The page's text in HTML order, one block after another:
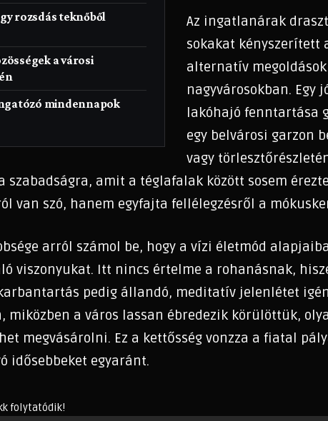
rozsdás teknőből
a városi
mindennapok
Az ingatlanárak
sokakat kényszerített
alternatív
nagyvárosokban. Egy
lakóhajó fenntartása
egy belvárosi garzon
vagy
amit a téglafalak között sosem
van szó, hanem egyfajta fellélegzésről a
arról számol be, hogy a vízi életmód
viszonyukat. Itt nincs értelme a rohanásnak,
pedig állandó, meditatív jelenlétet
miközben a város lassan ébredezik körülöttük,
megvásárolni. Ez a kettősség vonzza a fiatal
idősebbeket egyaránt.
folytatódik!